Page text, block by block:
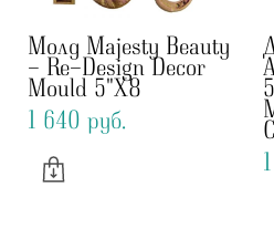
Молд Majesty Beauty
- Re-Design Decor
Mould 5"X8
1 640 pуб.